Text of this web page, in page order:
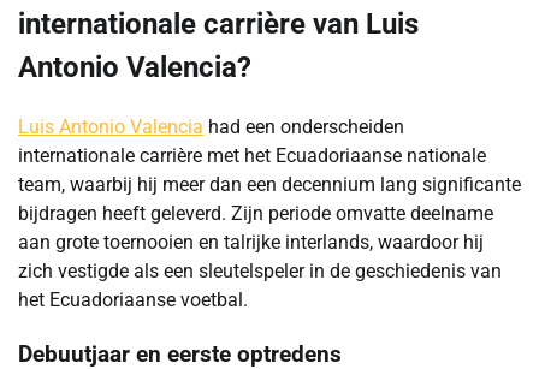
internationale carrière van Luis
Antonio Valencia?
Luis Antonio Valencia had een onderscheiden
internationale carrière met het Ecuadoriaanse nationale
team, waarbij hij meer dan een decennium lang significante
bijdragen heeft geleverd. Zijn periode omvatte deelname
aan grote toernooien en talrijke interlands, waardoor hij
zich vestigde als een sleutelspeler in de geschiedenis van
het Ecuadoriaanse voetbal.
Debuutjaar en eerste optredens